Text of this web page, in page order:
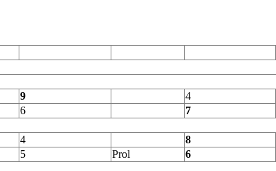
9 4
6 7
4 8
5 Prol 6